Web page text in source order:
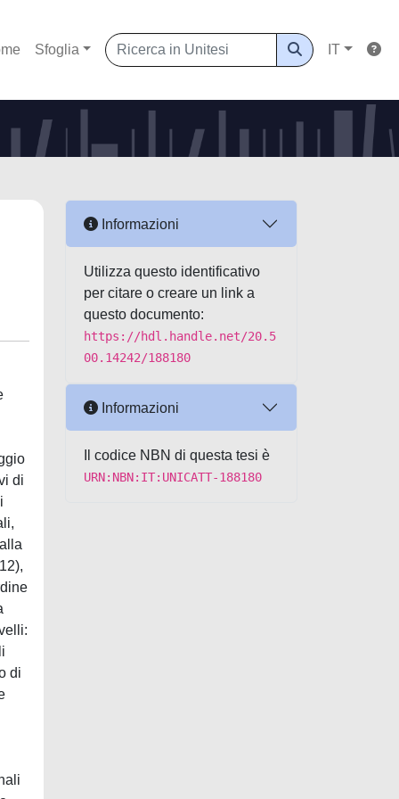
Sfoglia IT
di
di
Informazioni
Utilizza questo identificativo
per citare o creare un link a
questo documento:
https://hdl.handle.net/20.5
00.14242/188180
Informazioni
Il codice NBN di questa tesi è
URN:NBN:IT:UNICATT-188180